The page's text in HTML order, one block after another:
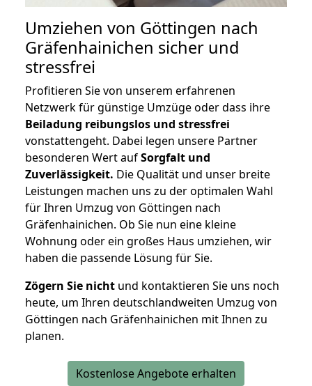
Umziehen von Göttingen nach
Gräfenhainichen sicher und
stressfrei
Profitieren Sie von unserem erfahrenen
Netzwerk für günstige Umzüge oder dass ihre
Beiladung reibungslos und stressfrei
vonstattengeht. Dabei legen unsere Partner
besonderen Wert aufSorgfalt und
Zuverlässigkeit. Die Qualität und unser breite
Leistungen machen uns zu der optimalen Wahl
für Ihren Umzug von Göttingen nach
Gräfenhainichen. Ob Sie nun eine kleine
Wohnung oder ein großes Haus umziehen, wir
haben die passende Lösung für Sie.
Zögern Sie nicht und kontaktieren Sie uns noch
heute, um Ihren deutschlandweiten Umzug von
Göttingen nach Gräfenhainichen mit Ihnen zu
planen.
Kostenlose Angebote erhalten